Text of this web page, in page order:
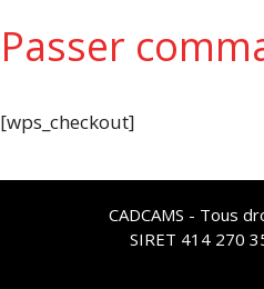
Passer
[wps_checkout]
CADCAMS - Tous
SIRET 414 270